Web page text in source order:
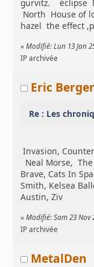
gurvitz. éclipse
North House of
hazel the effect
«Modifié: Lun 13 Jan
IP archivée
Eric Berger
Re : Les
Invasion,
Neal Morse, The
Brave, Cats In
Smith, Kelsea
Austin, Ziv
«Modifié: Sam 23 Nov
IP archivée
MetalDen